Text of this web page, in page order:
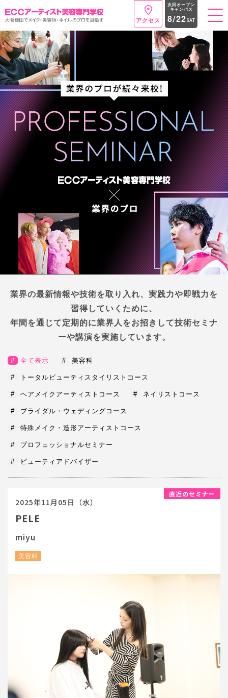
アクセス
次回オープン
キャンパス
8/22 SAT
t
a
i
o
n
業界の最新情報や技術を取り入れ、実践力や即戦力を
習得していくために、
年間を通じて定期的に業界人をお招きして技術セミナ
ーや講演を実施しています。
# 全て表示 # 美容科
# トータルビューティスタイリストコース
# ヘアメイクアーティストコース # ネイリストコース
# ブライダル・ウェディングコース
# 特殊メイク・造形アーティストコース
# プロフェッショナルセミナー
# ビューティアドバイザー
2025年11月05日（水）
PELE
miyu
美容科